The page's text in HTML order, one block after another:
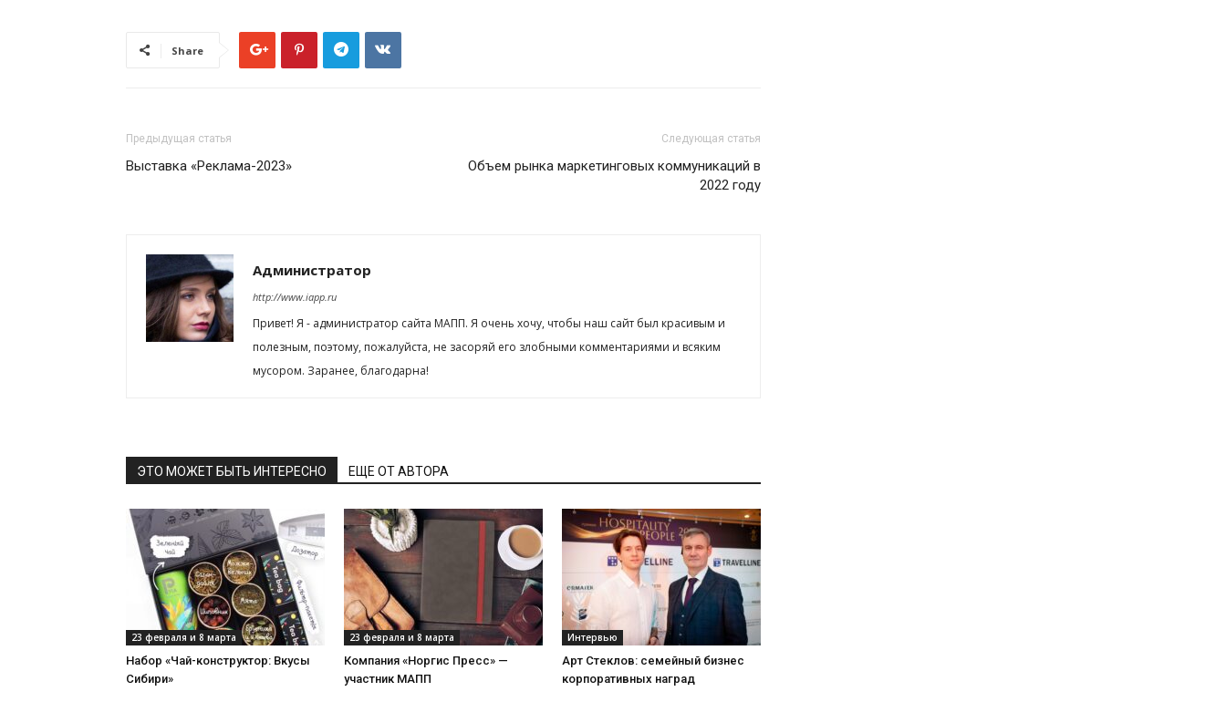
Share
Предыдущая статья
Выставка «Реклама-2023»
Следующая статья
Объем рынка маркетинговых коммуникаций в
2022 году
Администратор
http://www.iapp.ru
Привет! Я - администратор сайта МАПП. Я очень хочу, чтобы наш сайт был красивым и
полезным, поэтому, пожалуйста, не засоряй его злобными комментариями и всяким
мусором. Заранее, благодарна!
ЭТО МОЖЕТ БЫТЬ ИНТЕРЕСНО ЕЩЕ ОТ АВТОРА
23 февраля и 8 марта
Набор «Чай-конструктор: Вкусы
Сибири»
23 февраля и 8 марта
Компания «Норгис Пресс» —
участник МАПП
Интервью
Арт Стеклов: семейный бизнес
корпоративных наград